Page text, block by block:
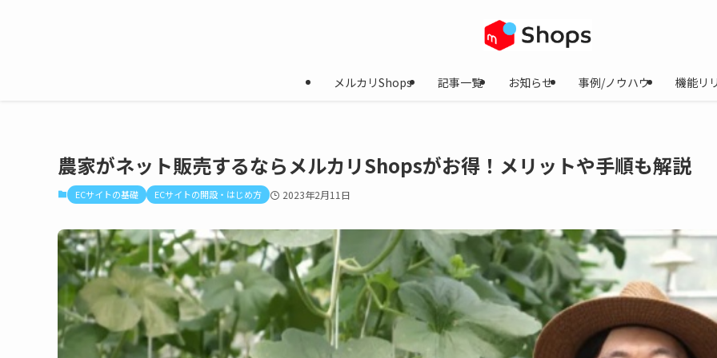
メルカリShops 記事一覧 お知らせ 事例/ノウハウ 機能リ
農家がネット販売するならメルカリShopsがお得！メリットや手順も解説
ECサイトの基礎 ECサイトの開設・はじめ方 2023年2月11日